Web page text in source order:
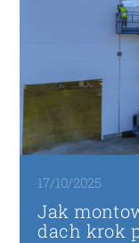
17/10/2025
Jak
dach krok